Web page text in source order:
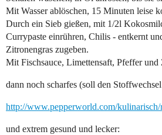
Mit Wasser ablöschen, 15 Minuten leise
Durch ein Sieb gießen, mit 1/2l
Currypaste einrühren, Chilis - entkernt
Zitronengras zugeben.
Mit Fischsauce, Limettensaft, Pfeffer und
dann noch scharfes (soll den
http://www.pepperworld.com/
und extrem gesund und lecker: